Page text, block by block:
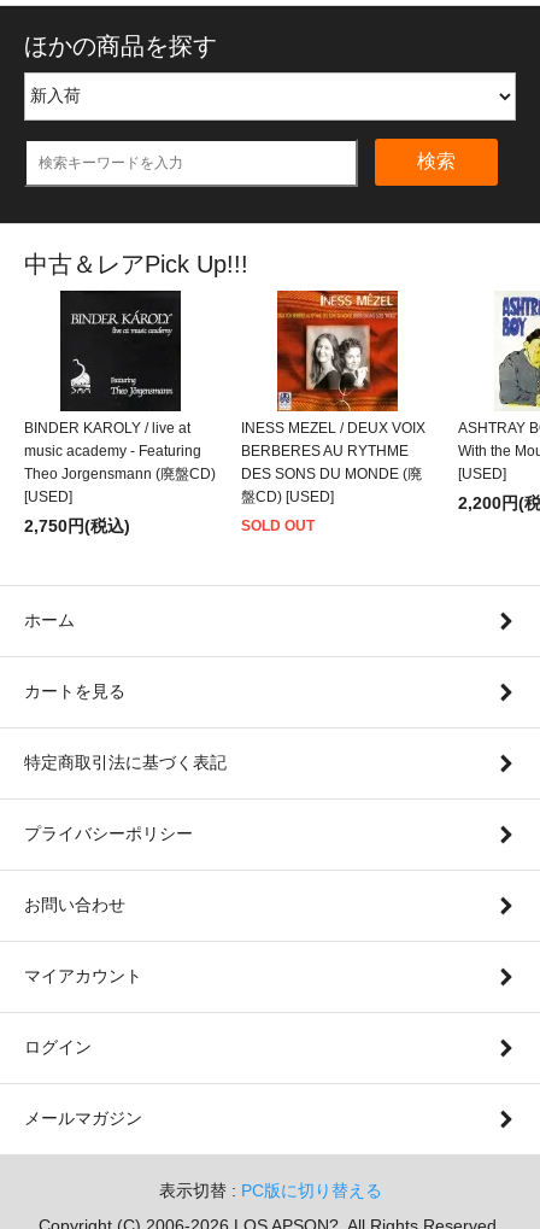
ほかの商品を探す
検索
中古＆レアPick Up!!!
BINDER KAROLY / live at
music academy - Featuring
Theo Jorgensmann (廃盤CD)
[USED]
2,750円(税込)
INESS MEZEL / DEUX VOIX
BERBERES AU RYTHME
DES SONS DU MONDE (廃
盤CD) [USED]
SOLD OUT
ASHTRAY
With the
[USED]
2,200円(
ホーム
カートを見る
特定商取引法に基づく表記
プライバシーポリシー
お問い合わせ
マイアカウント
ログイン
メールマガジン
表示切替 : PC版に切り替える
Copyright (C) 2006-2026 LOS APSON?. All Rights Reserved.